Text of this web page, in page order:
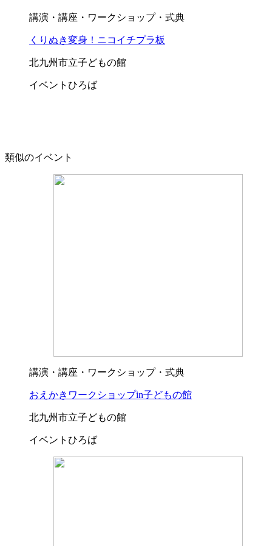
講演・講座・ワークショップ・式典
くりぬき変身！ニコイチプラ板
北九州市立子どもの館
イベントひろば
類似のイベント
講演・講座・ワークショップ・式典
おえかきワークショップin子どもの館
北九州市立子どもの館
イベントひろば